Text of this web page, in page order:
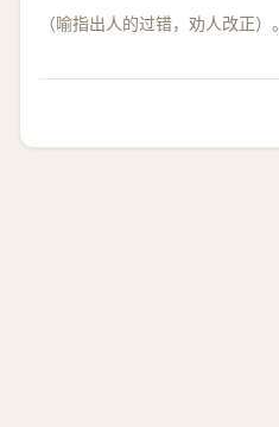
（喻指出人的过错，劝人改正）。